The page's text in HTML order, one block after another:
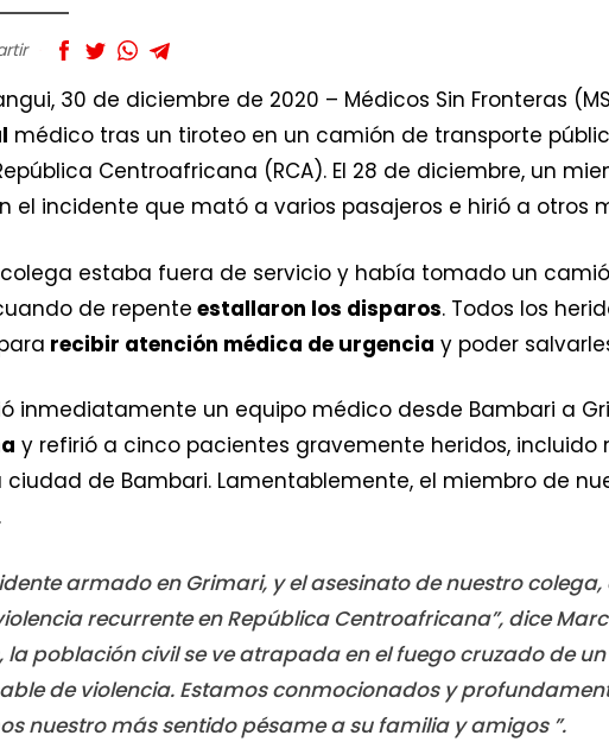
30 de diciembre de 2020 – Médicos Sin Fronteras
médico tras un tiroteo en un camión de transporte
Centroafricana (RCA). El 28 de diciembre, un
el incidente que mató a varios pasajeros e hirió a otros
estaba fuera de servicio y había tomado un
de repente estallaron los disparos. Todos los
recibir atención médica de urgencia y poder
inmediatamente un equipo médico desde Bambari a
y refirió a cinco pacientes gravemente heridos, incluido
ciudad de Bambari. Lamentablemente, el miembro de
armado en Grimari, y el asesinato de nuestro
recurrente en República Centroafricana”, dice
la población civil se ve atrapada en el fuego cruzado de
de violencia. Estamos conmocionados y
nuestro más sentido pésame a su familia y amigos ”.